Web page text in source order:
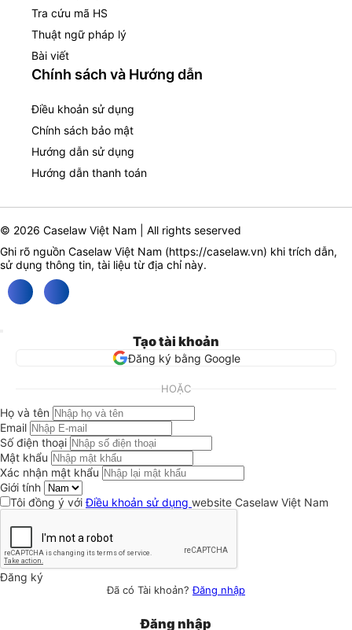
Tra cứu mã HS
Thuật ngữ pháp lý
Bài viết
Chính sách và Hướng dẫn
Điều khoản sử dụng
Chính sách bảo mật
Hướng dẫn sử dụng
Hướng dẫn thanh toán
© 2026 Caselaw Việt Nam | All rights seserved
Ghi rõ nguồn Caselaw Việt Nam (https://caselaw.vn) khi trích dẫn,
sử dụng thông tin, tài liệu từ địa chỉ này.
Tạo tài khoản
Đăng ký bằng Google
HOẶC
Họ và tên
Email
Số điện thoại
Mật khẩu
Xác nhận mật khẩu
Giới tính
Tôi đồng ý vớiĐiều khoản sử dụng website Caselaw Việt Nam
Đăng ký
Đã có Tài khoản?Đăng nhập
Đăng nhập